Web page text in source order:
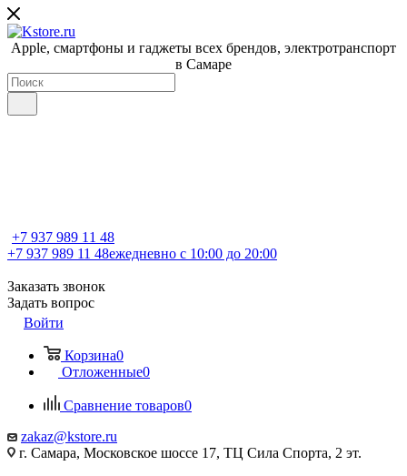
Apple, cмартфоны и гаджеты всех брендов, электротранспорт
в Самаре
+7 937 989 11 48
+7 937 989 11 48ежедневно с 10:00 до 20:00
Заказать звонок
Задать вопрос
Войти
Корзина0
Отложенные0
Сравнение товаров0
zakaz@kstore.ru
г. Самара, Московское шоссе 17, ТЦ Сила Спорта, 2 эт.